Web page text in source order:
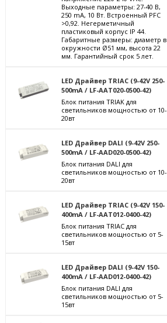
Выходные параметры: 27-40 В,
250 mА, 10 Вт. Встроенный PFC
>0,92. Негерметичный
пластиковый корпус IP 44.
Габаритные размеры: диаметр в
окружности Ø51 мм, высота 22
мм. Гарантийный срок 5 лет.
LED Драйвер TRIAC (9-42V 250-
500mA / LF-AAT020-0500-42)
Блок питания TRIAK для
светильников мощностью от 10-
20вт
LED Драйвер DALI (9-42V 250-
500mA / LF-AAD020-0500-42)
Блок питания DALI для
светильников мощностью от 10-
20вт
LED Драйвер TRIAC (9-42V 150-
400mA / LF-AAT012-0400-42)
Блок питания TRIAC для
светильников мощностью от 5-
15вт
LED Драйвер DALI (9-42V 150-
400mA / LF-AAD012-0400-42)
Блок питания DALI для
светильников мощностью от 5-
15вт